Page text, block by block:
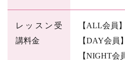
レッスン受
講料金
【ALL会員
【DAY会員
【NIGHT会